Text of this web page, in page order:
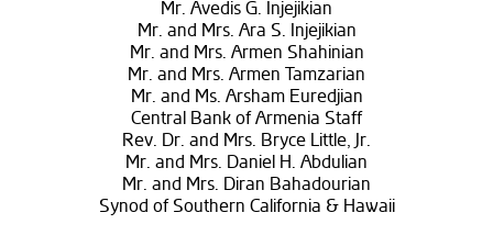
Mr. Avedis G. Injejikian
Mr. and Mrs. Ara S. Injejikian
Mr. and Mrs. Armen Shahinian
Mr. and Mrs. Armen Tamzarian
Mr. and Ms. Arsham Euredjian
Central Bank of Armenia Staff
Rev. Dr. and Mrs. Bryce Little, Jr.
Mr. and Mrs. Daniel H. Abdulian
Mr. and Mrs. Diran Bahadourian
Synod of Southern California & Hawaii